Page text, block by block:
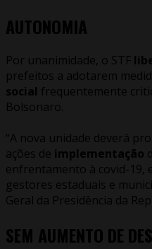
AUTONOMIA
Por unanimidade, o STF
prefeitos a adotarem
social frequentemente
Bolsonaro.
“A nova unidade deverá
ações de implementação
enfrentamento à covid-19,
gestores estaduais e
Geral da Presidência da
SEM AUMENTO DE